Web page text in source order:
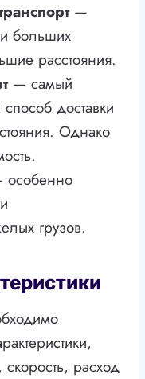
—
больших
расстояния.
— самый
доставки
Однако
грузов.
скорость, расход